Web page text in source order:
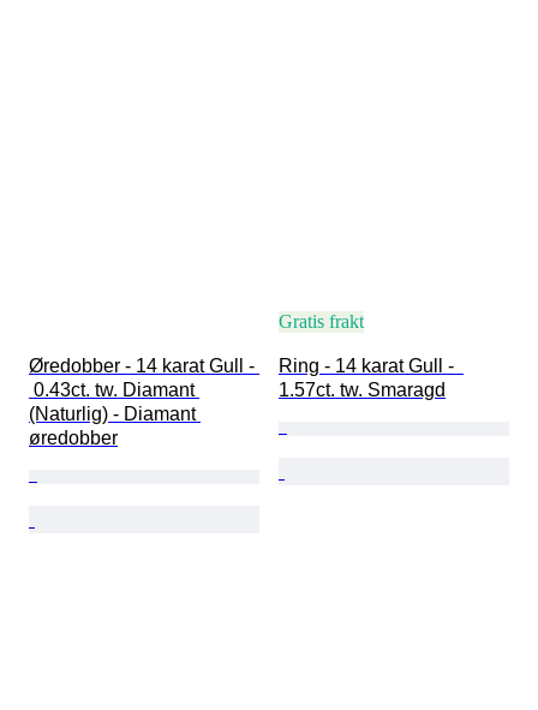
Øredobber - 14 karat Gull -
0.43ct. tw. Diamant
(Naturlig) - Diamant
øredobber
Gratis frakt
Ring - 14 karat Gull -
1.57ct. tw. Smaragd